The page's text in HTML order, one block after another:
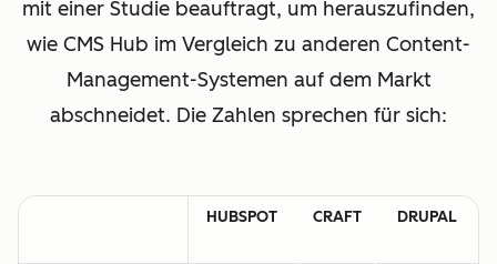
mit einer Studie beauftragt, um herauszufinden,
wie CMS Hub im Vergleich zu anderen Content-
Management-Systemen auf dem Markt
abschneidet. Die Zahlen sprechen für sich:
HUBSPOT CRAFT DRUPAL